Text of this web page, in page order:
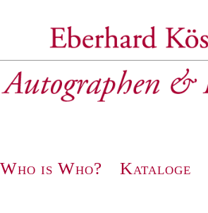
Navigation
Who is Who? Kataloge